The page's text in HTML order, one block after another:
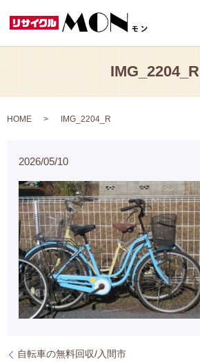
IMG_2204_R
HOME IMG_2204_R
2026/05/10
自転車の無料回収/入間市